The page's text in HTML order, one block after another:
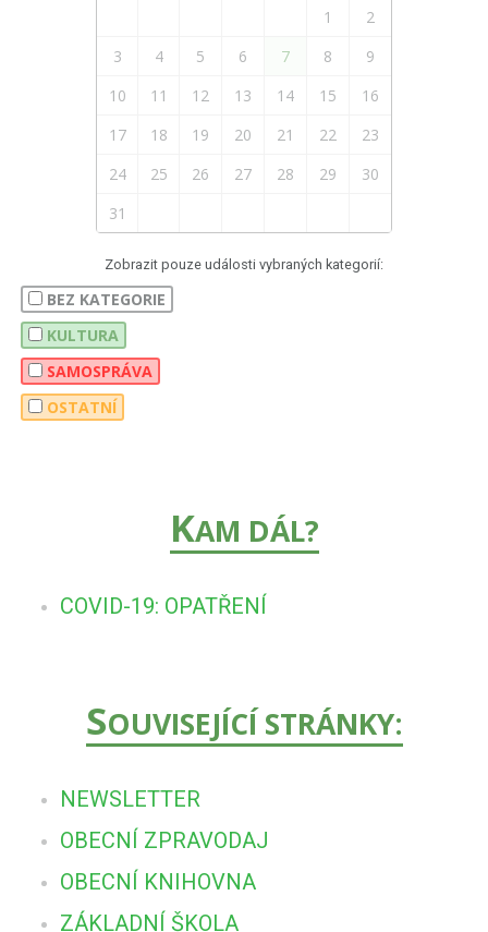
1
2
3
4 5 6 7 8
9
10
11 12 13 14 15
16
17
18 19 20 21 22
23
24
25 26 27 28 29
30
31
Zobrazit pouze události vybraných kategorií:
BEZ KATEGORIE
KULTURA
SAMOSPRÁVA
OSTATNÍ
KAM DÁL?
COVID-19: OPATŘENÍ
SOUVISEJÍCÍ STRÁNKY:
NEWSLETTER
OBECNÍ ZPRAVODAJ
OBECNÍ KNIHOVNA
ZÁKLADNÍ ŠKOLA